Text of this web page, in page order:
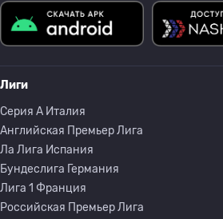
Лиги
Серия A Италия
Английская Премьер Лига
Ла Лига Испания
Бундеслига Германия
Лига 1 Франция
Российская Премьер Лига